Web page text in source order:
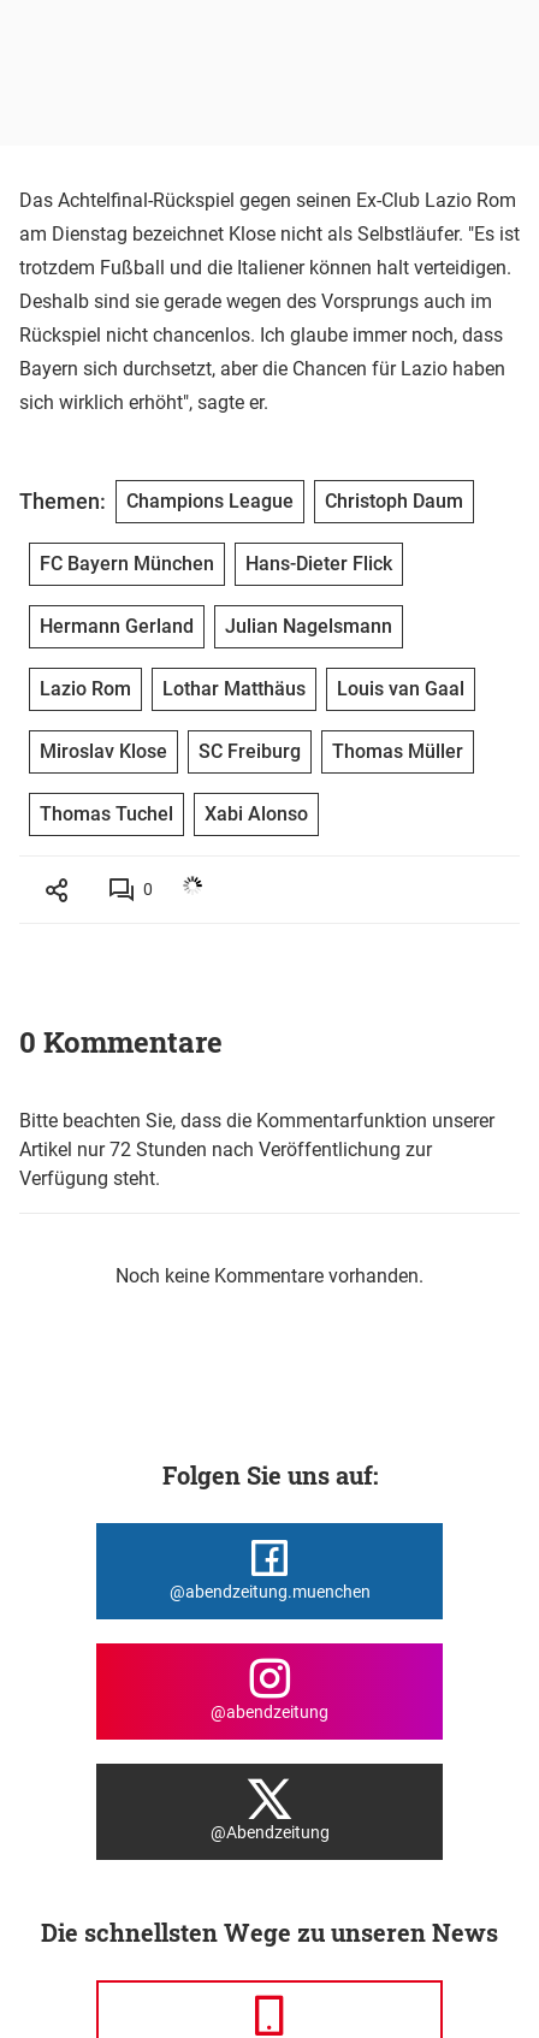
Das Achtelfinal-Rückspiel gegen seinen Ex-Club Lazio Rom
am Dienstag bezeichnet Klose nicht als Selbstläufer. "Es ist
trotzdem Fußball und die Italiener können halt verteidigen.
Deshalb sind sie gerade wegen des Vorsprungs auch im
Rückspiel nicht chancenlos. Ich glaube immer noch, dass
Bayern sich durchsetzt, aber die Chancen für Lazio haben
sich wirklich erhöht", sagte er.
Themen: Champions League Christoph Daum
FC Bayern München Hans-Dieter Flick
Hermann Gerland Julian Nagelsmann
Lazio Rom Lothar Matthäus Louis van Gaal
Miroslav Klose SC Freiburg Thomas Müller
Thomas Tuchel Xabi Alonso
0
0 Kommentare
Bitte beachten Sie, dass die Kommentarfunktion unserer
Artikel nur 72 Stunden nach Veröffentlichung zur
Verfügung steht.
Noch keine Kommentare vorhanden.
Folgen Sie uns auf:
@abendzeitung.muenchen
@abendzeitung
@Abendzeitung
Die schnellsten Wege zu unseren News